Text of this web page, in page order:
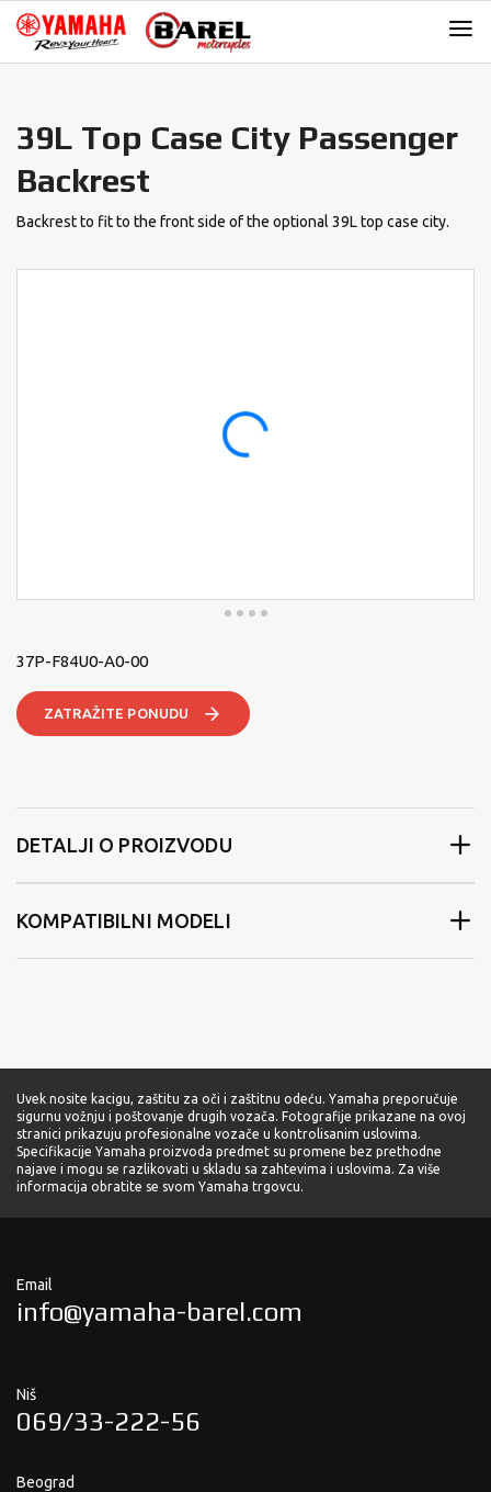
Skip
navigation
Skip
content
39L Top Case City Passenger
Backrest
Backrest to fit to the front side of the optional 39L top case city.
37P-F84U0-A0-00
ZATRAŽITE PONUDU
DETALJI O PROIZVODU
KOMPATIBILNI MODELI
Uvek nosite kacigu, zaštitu za oči i zaštitnu odeću. Yamaha preporučuje
sigurnu vožnju i poštovanje drugih vozača. Fotografije prikazane na ovoj
stranici prikazuju profesionalne vozače u kontrolisanim uslovima.
Specifikacije Yamaha proizvoda predmet su promene bez prethodne
najave i mogu se razlikovati u skladu sa zahtevima i uslovima. Za više
informacija obratite se svom Yamaha trgovcu.
Email
info@yamaha-barel.com
Niš
069/33-222-56
Beograd